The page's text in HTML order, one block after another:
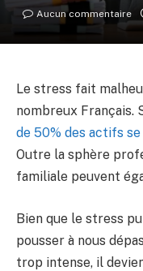
Aucun commentaire
Le stress fait
nombreux Français.
de 50% des actifs
Outre la sphère
familiale peuvent
Bien que le stress
pousser à nous
trop intense, il